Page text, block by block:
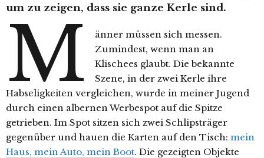
um zu zeigen, dass sie ganze Kerle sind.
M
änner müssen sich messen.
Zumindest, wenn man an
Klischees glaubt. Die bekannte
Szene, in der zwei Kerle ihre
Habseligkeiten vergleichen, wurde in meiner Jugend
durch einen albernen Werbespot auf die Spitze
getrieben. Im Spot sitzen sich zwei Schlipsträger
gegenüber und hauen die Karten auf den Tisch: mein
Haus, mein Auto, mein Boot. Die gezeigten Objekte